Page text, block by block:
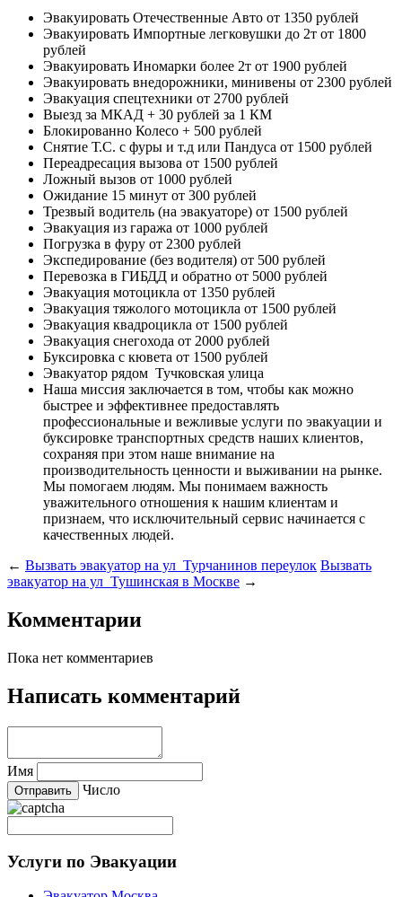
Эвакуировать Отечественные Авто от 1350 рублей
Эвакуировать Импортные легковушки до 2т от 1800
рублей
Эвакуировать Иномарки более 2т от 1900 рублей
Эвакуировать внедорожники, минивены от 2300 рублей
Эвакуация спецтехники от 2700 рублей
Выезд за МКАД + 30 рублей за 1 КМ
Блокированно Колесо + 500 рублей
Снятие Т.С. с фуры и т.д или Пандуса от 1500 рублей
Переадресация вызова от 1500 рублей
Ложный вызов от 1000 рублей
Ожидание 15 минут от 300 рублей
Трезвый водитель (на эвакуаторе) от 1500 рублей
Эвакуация из гаража от 1000 рублей
Погрузка в фуру от 2300 рублей
Экспедирование (без водителя) от 500 рублей
Перевозка в ГИБДД и обратно от 5000 рублей
Эвакуация мотоцикла от 1350 рублей
Эвакуация тяжолого мотоцикла от 1500 рублей
Эвакуация квадроцикла от 1500 рублей
Эвакуация снегохода от 2000 рублей
Буксировка с кювета от 1500 рублей
Эвакуатор рядом Тучковская улица
Наша миссия заключается в том, чтобы как можно
быстрее и эффективнее предоставлять
профессиональные и вежливые услуги по эвакуации и
буксировке транспортных средств наших клиентов,
сохраняя при этом наше внимание на
производительность ценности и выживании на рынке.
Мы помогаем людям. Мы понимаем важность
уважительного отношения к нашим клиентам и
признаем, что исключительный сервис начинается с
качественных людей.
← Вызвать эвакуатор на ул Турчанинов переулок Вызвать
эвакуатор на ул Тушинская в Москве →
Комментарии
Пока нет комментариев
Написать комментарий
Имя
Число
Услуги по Эвакуации